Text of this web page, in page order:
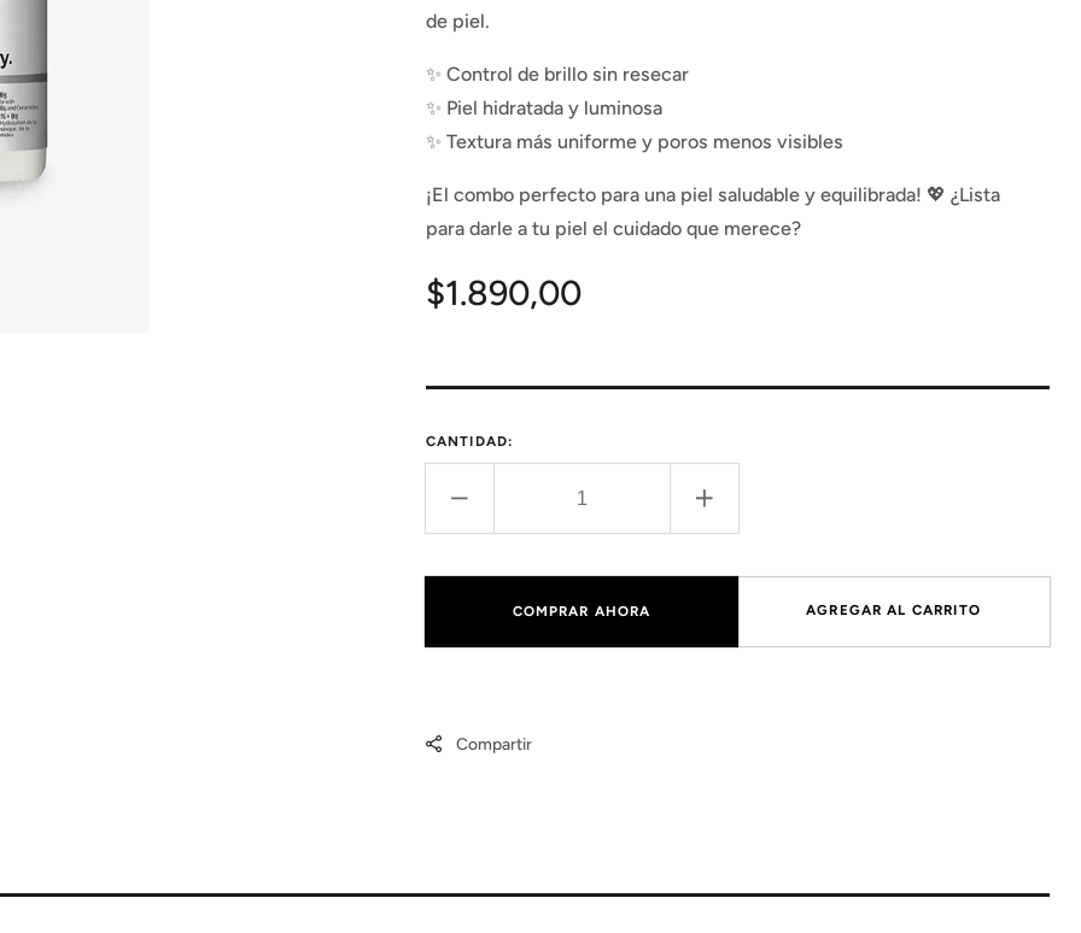
de piel.
✨ Control de brillo sin resecar
✨ Piel hidratada y luminosa
✨ Textura más uniforme y poros menos visibles
¡El combo perfecto para una piel saludable y equilibrada! 💖 ¿Lista
para darle a tu piel el cuidado que merece?
Precio
$1.890,00
CANTIDAD:
cantidad
para
and
Aumentar
cantidad
para
and
COMPRAR AHORA AGREGAR AL CARRITO
Compartir